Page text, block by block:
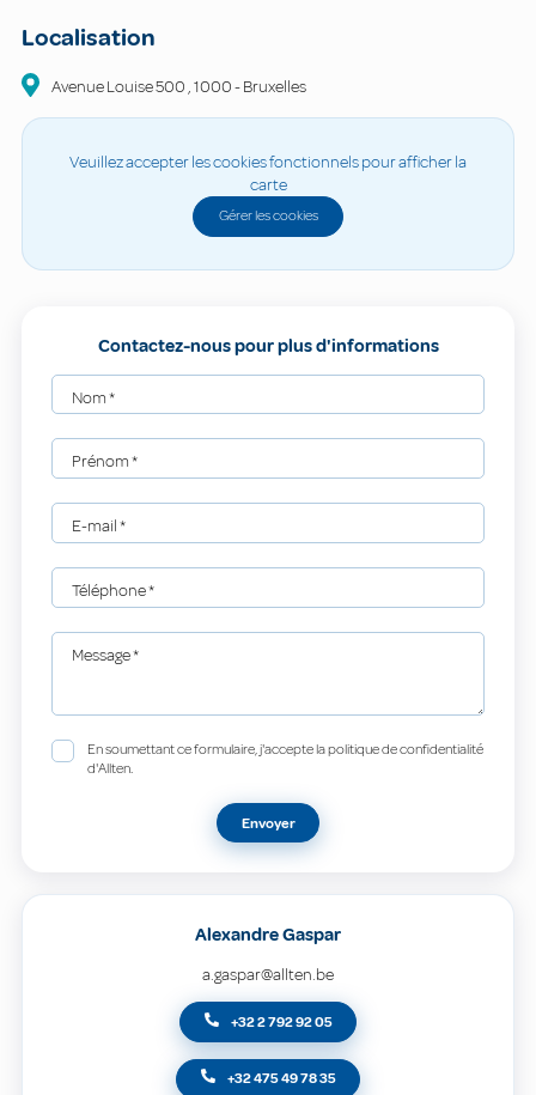
Localisation
Avenue Louise 500 ,1000-Bruxelles
Veuillez accepter les cookies fonctionnels pour afficher la
carte
Gérer les cookies
Contactez-nous pour plus d'informations
Nom*
Prénom*
E-mail*
Téléphone*
Message*
En soumettant ce formulaire, j'accepte la politique de confidentialité
d'Allten.
Envoyer
Alexandre Gaspar
a.gaspar@allten.be
+32 2 792 92 05
+32 475 49 78 35